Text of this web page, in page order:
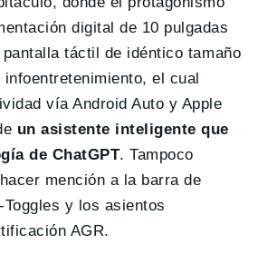
digital de 10 pulgadas
táctil de idéntico tamaño
el cual
vía Android Auto y Apple
un asistente inteligente que
de ChatGPT. Tampoco
mención a la barra de
y los asientos
AGR.